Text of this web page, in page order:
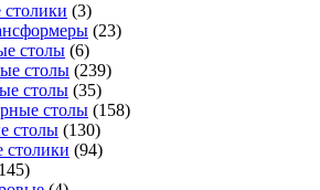
(3)
(23)
столы (6)
столы (239)
столы (35)
столы (158)
столы (130)
столики (94)